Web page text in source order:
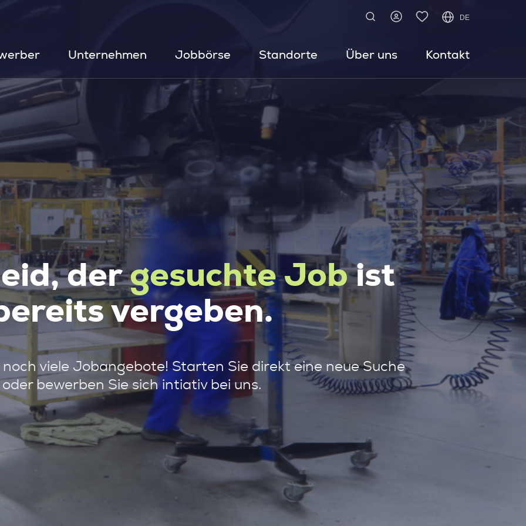
DE
Unternehmen Jobbörse Standorte Über uns Kontakt
dergesuchte Jobist
vergeben.
viele Jobangebote! Starten Sie direkt eine neue Suche
oder bewerben Sie sich intiativ bei uns.